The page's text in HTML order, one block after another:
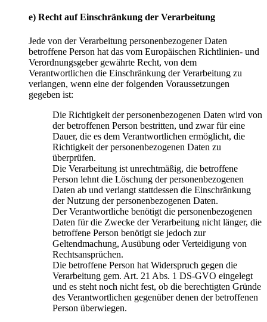
e) Recht auf Einschränkung der Verarbeitung
Jede von der Verarbeitung personenbezogener Daten
betroffene Person hat das vom Europäischen Richtlinien- und
Verordnungsgeber gewährte Recht, von dem
Verantwortlichen die Einschränkung der Verarbeitung zu
verlangen, wenn eine der folgenden Voraussetzungen
gegeben ist:
Die Richtigkeit der personenbezogenen Daten wird von
der betroffenen Person bestritten, und zwar für eine
Dauer, die es dem Verantwortlichen ermöglicht, die
Richtigkeit der personenbezogenen Daten zu
überprüfen.
Die Verarbeitung ist unrechtmäßig, die betroffene
Person lehnt die Löschung der personenbezogenen
Daten ab und verlangt stattdessen die Einschränkung
der Nutzung der personenbezogenen Daten.
Der Verantwortliche benötigt die personenbezogenen
Daten für die Zwecke der Verarbeitung nicht länger, die
betroffene Person benötigt sie jedoch zur
Geltendmachung, Ausübung oder Verteidigung von
Rechtsansprüchen.
Die betroffene Person hat Widerspruch gegen die
Verarbeitung gem. Art. 21 Abs. 1 DS-GVO eingelegt
und es steht noch nicht fest, ob die berechtigten Gründe
des Verantwortlichen gegenüber denen der betroffenen
Person überwiegen.